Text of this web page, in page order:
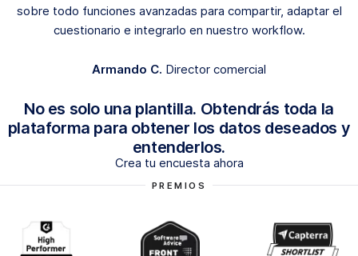
sobre todo funciones avanzadas para compartir, adaptar el
cuestionario e integrarlo en nuestro workflow.
Armando C. Director comercial
No es solo una plantilla. Obtendrás toda la
plataforma para obtener los datos deseados y
entenderlos.
Crea tu encuesta ahora
PREMIOS